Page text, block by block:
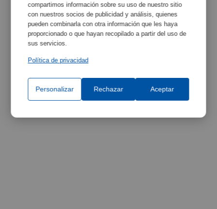
compartimos información sobre su uso de nuestro sitio
con nuestros socios de publicidad y análisis, quienes
pueden combinarla con otra información que les haya
proporcionado o que hayan recopilado a partir del uso de
sus servicios.
Política de privacidad
Personalizar Rechazar Aceptar